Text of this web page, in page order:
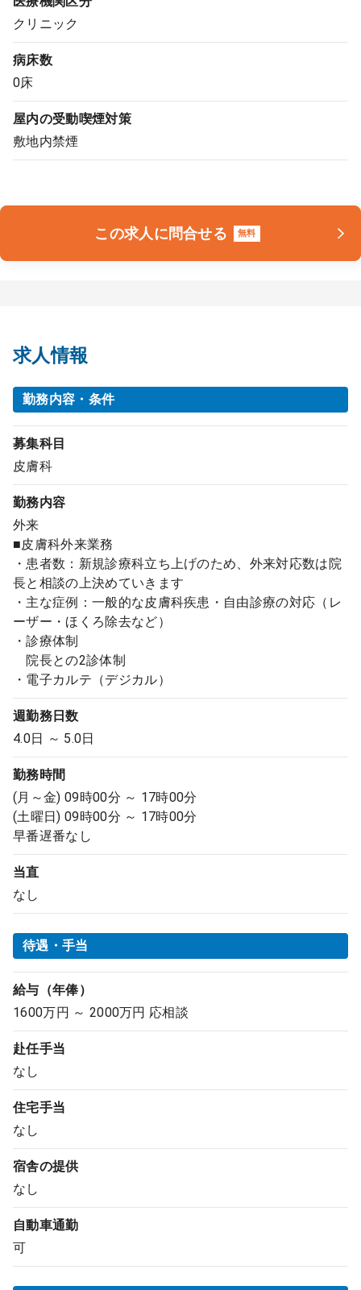
クリニック開業
DtoDとは
お問合せ
採用をお考えの医療機関の方
クリニック
病床数
0床
屋内の受動喫煙対策
敷地内禁煙
この求人に問合せる 無料
求人情報
勤務内容・条件
募集科目
皮膚科
勤務内容
外来
■皮膚科外来業務
・患者数：新規診療科立ち上げのため、外来対応数は院
長と相談の上決めていきます
・主な症例：一般的な皮膚科疾患・自由診療の対応（レ
ーザー・ほくろ除去など）
・診療体制
院長との2診体制
・電子カルテ（デジカル）
週勤務日数
4.0日 ～ 5.0日
勤務時間
(月～金) 09時00分 ～ 17時00分
(土曜日) 09時00分 ～ 17時00分
早番遅番なし
当直
なし
待遇・手当
給与（年俸）
1600万円 ～ 2000万円 応相談
赴任手当
なし
住宅手当
なし
宿舎の提供
なし
自動車通勤
可